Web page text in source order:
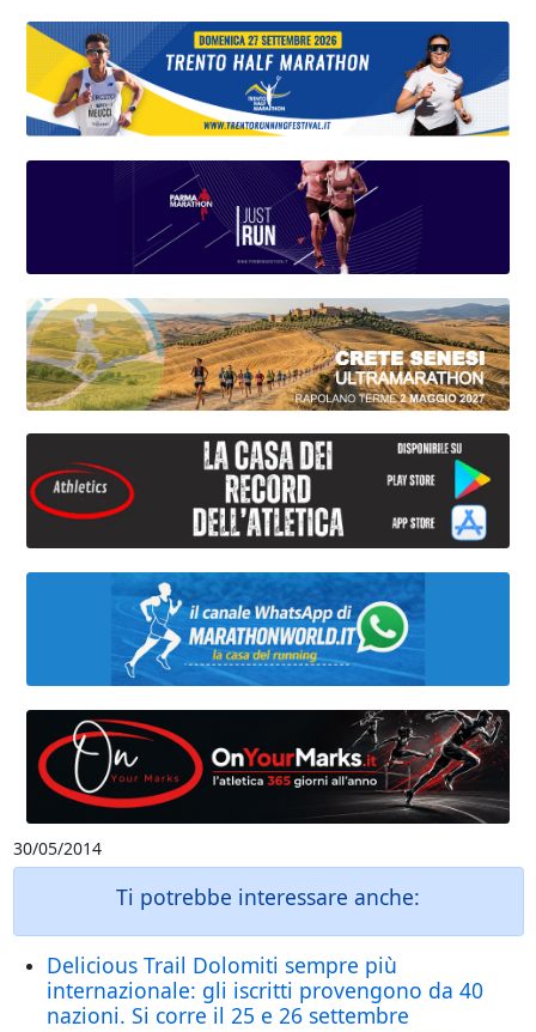
30/05/2014
Ti potrebbe interessare anche:
Delicious Trail Dolomiti sempre più
internazionale: gli iscritti provengono da 40
nazioni. Si corre il 25 e 26 settembre